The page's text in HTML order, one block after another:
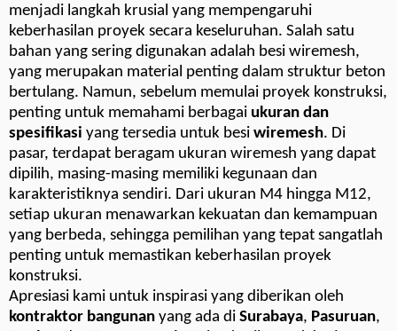
menjadi langkah krusial yang mempengaruhi
keberhasilan proyek secara keseluruhan. Salah satu
bahan yang sering digunakan adalah besi wiremesh,
yang merupakan material penting dalam struktur beton
bertulang. Namun, sebelum memulai proyek konstruksi,
penting untuk memahami berbagai ukuran dan
spesifikasi yang tersedia untuk besi wiremesh. Di
pasar, terdapat beragam ukuran wiremesh yang dapat
dipilih, masing-masing memiliki kegunaan dan
karakteristiknya sendiri. Dari ukuran M4 hingga M12,
setiap ukuran menawarkan kekuatan dan kemampuan
yang berbeda, sehingga pemilihan yang tepat sangatlah
penting untuk memastikan keberhasilan proyek
konstruksi.
Apresiasi kami untuk inspirasi yang diberikan oleh
kontraktor bangunan yang ada di Surabaya, Pasuruan,